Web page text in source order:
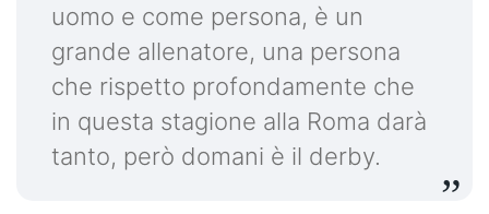
uomo e come persona, è un
grande allenatore, una persona
che rispetto profondamente che
in questa stagione alla Roma darà
tanto, però domani è il derby.